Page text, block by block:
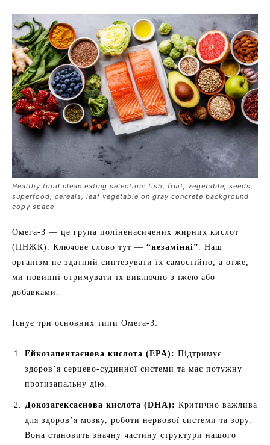
Healthy food clean eating selection: fish, fruit, vegetable, seeds,
superfood, cereals, leaf vegetable on gray concrete background
copy space
Омега-3 — це група поліненасичених жирних кислот
(ПНЖК). Ключове слово тут — “незамінні”. Наш
організм не здатний синтезувати їх самостійно, а отже,
ми повинні отримувати їх виключно з їжею або
добавками.
Існує три основних типи Омега-3:
Ейкозапентаєнова кислота (EPA): Підтримує
здоров’я серцево-судинної системи та має потужну
протизапальну дію.
Докозагексаєнова кислота (DHA): Критично важлива
для здоров’я мозку, роботи нервової системи та зору.
Вона становить значну частину структури нашого